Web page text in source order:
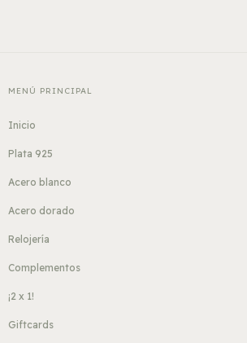
MENÚ PRINCIPAL
Inicio
Plata 925
Acero blanco
Acero dorado
Relojería
Complementos
¡2 x 1!
Giftcards